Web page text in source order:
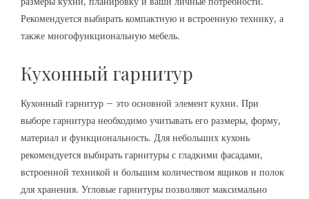
Рекомендуется выбирать компактную и встроенную технику, а
также многофункциональную мебель.
Кухонный гарнитур
Кухонный гарнитур – это основной элемент кухни. При
выборе гарнитура необходимо учитывать его размеры, форму,
материал и функциональность. Для небольших кухонь
рекомендуется выбирать гарнитуры с гладкими фасадами,
встроенной техникой и большим количеством ящиков и полок
для хранения. Угловые гарнитуры позволяют максимально